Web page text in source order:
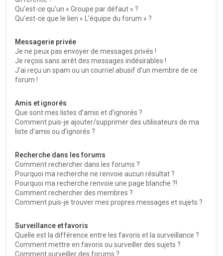
Qu’est-ce qu’un « Groupe par défaut » ?
Qu’est-ce que le lien « L’équipe du forum » ?
Messagerie privée
Je ne peux pas envoyer de messages privés !
Je reçois sans arrêt des messages indésirables !
J’ai reçu un spam ou un courriel abusif d’un membre de ce
forum !
Amis et ignorés
Que sont mes listes d’amis et d’ignorés ?
Comment puis-je ajouter/supprimer des utilisateurs de ma
liste d’amis ou d’ignorés ?
Recherche dans les forums
Comment rechercher dans les forums ?
Pourquoi ma recherche ne renvoie aucun résultat ?
Pourquoi ma recherche renvoie une page blanche ?!
Comment rechercher des membres ?
Comment puis-je trouver mes propres messages et sujets ?
Surveillance et favoris
Quelle est la différence entre les favoris et la surveillance ?
Comment mettre en favoris ou surveiller des sujets ?
Comment surveiller des forums ?